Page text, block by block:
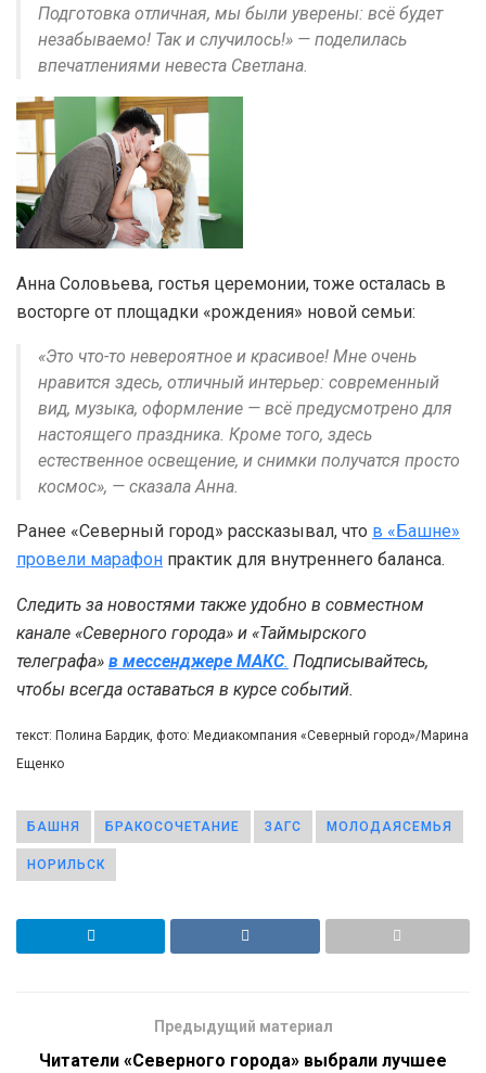
Подготовка отличная, мы были уверены: всё будет
незабываемо! Так и случилось!» — поделилась
впечатлениями невеста Светлана.
Анна Соловьева, гостья церемонии, тоже осталась в
восторге от площадки «рождения» новой семьи:
«Это что-то невероятное и красивое! Мне очень
нравится здесь, отличный интерьер: современный
вид, музыка, оформление — всё предусмотрено для
настоящего праздника. Кроме того, здесь
естественное освещение, и снимки получатся просто
космос», — сказала Анна.
Ранее «Северный город» рассказывал, что в «Башне»
провели марафон практик для внутреннего баланса.
Следить за новостями также удобно в совместном
канале «Северного города» и «Таймырского
телеграфа» в мессенджере MAКС. Подписывайтесь,
чтобы всегда оставаться в курсе событий.
текст: Полина Бардик, фото: Медиакомпания «Северный город»/Марина
Ещенко
БАШНЯ БРАКОСОЧЕТАНИЕ ЗАГС МОЛОДАЯСЕМЬЯ
НОРИЛЬСК
Предыдущий материал
Читатели «Северного города» выбрали лучшее